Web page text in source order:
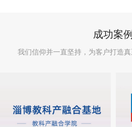
成功案例
我们信仰并一直坚持，为客户打造